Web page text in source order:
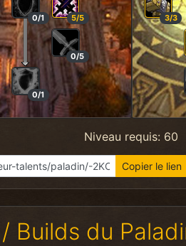
0/1 5/5
0/5
0/1
3/3
Niveau requis: 60
Copier le lien
Builds du